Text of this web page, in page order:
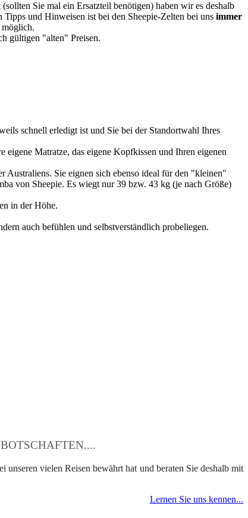
Sie mal ein Ersatzteil benötigen) haben wir es deshalb
Tipps und Hinweisen ist bei den Sheepie-Zelten bei uns immer
möglich.
gültigen "alten" Preisen.
schnell erledigt ist und Sie bei der Standortwahl Ihres
Matratze, das eigene Kopfkissen und Ihren eigenen
Australiens. Sie eignen sich ebenso ideal für den "kleinen"
von Sheepie. Es wiegt nur 39 bzw. 43 kg (je nach Größe)
in der Höhe.
auch befühlen und selbstverständlich probeliegen.
unseren vielen Reisen bewährt hat und beraten Sie deshalb mit
Lernen Sie uns kennen...